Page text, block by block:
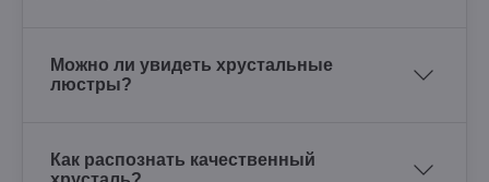
Можно ли увидеть хрустальные
люстры?
Как распознать качественный